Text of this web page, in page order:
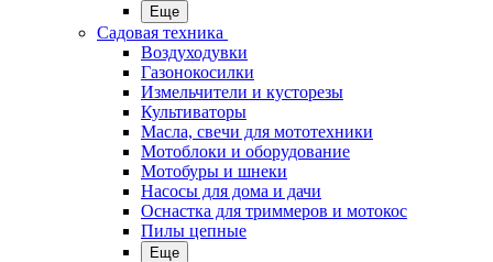
Еще
Садовая техника
Воздуходувки
Газонокосилки
Измельчители и кусторезы
Культиваторы
Масла, свечи для мототехники
Мотоблоки и оборудование
Мотобуры и шнеки
Насосы для дома и дачи
Оснастка для триммеров и мотокос
Пилы цепные
Еще